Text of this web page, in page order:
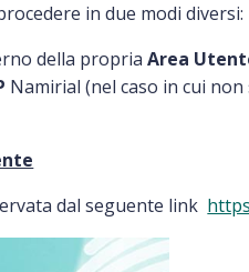
in due modi diversi:
della propriaArea
Namirial (nel caso in cui
dal seguente link